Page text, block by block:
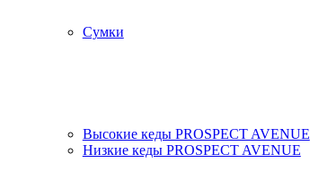
Сумки
Высокие кеды PROSPECT AVENUE
Низкие кеды PROSPECT AVENUE